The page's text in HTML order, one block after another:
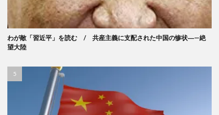
わが敵「習近平」を読む / 共産主義に支配された中国の惨状―—絶
望大陸